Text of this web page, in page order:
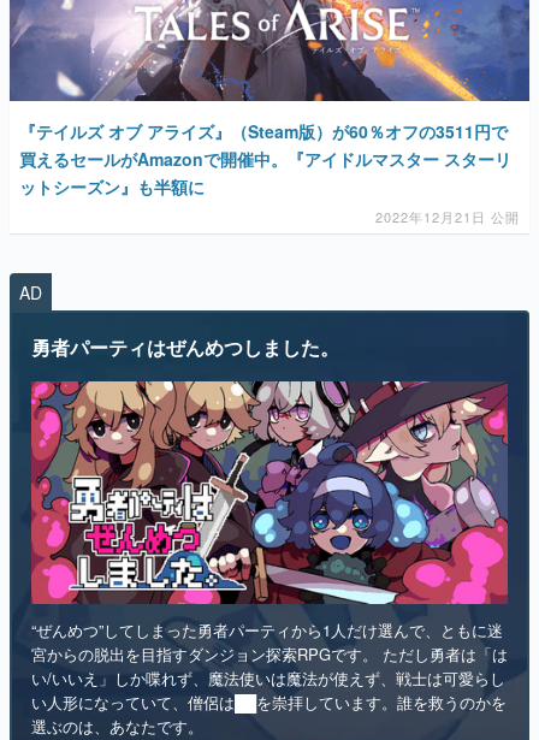
『テイルズ オブ アライズ』（Steam版）が60％オフの3511円で
買えるセールがAmazonで開催中。『アイドルマスター スターリ
ットシーズン』も半額に
2022年12月21日 公開
AD
勇者パーティはぜんめつしました。
“ぜんめつ”してしまった勇者パーティから1人だけ選んで、ともに迷
宮からの脱出を目指すダンジョン探索RPGです。 ただし勇者は「は
い/いいえ」しか喋れず、魔法使いは魔法が使えず、戦士は可愛らし
い人形になっていて、僧侶は██を崇拝しています。誰を救うのかを
選ぶのは、あなたです。